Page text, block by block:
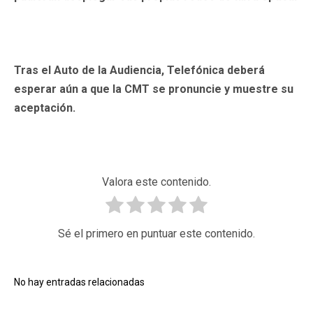
Tras el Auto de la Audiencia, Telefónica deberá
esperar aún a que la CMT se pronuncie y muestre su
aceptación.
Valora este contenido.
Sé el primero en puntuar este contenido.
No hay entradas relacionadas